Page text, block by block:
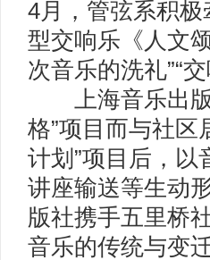
4月，管弦系积
型交响乐《人文
次音乐的洗礼”“
上海音乐出版
格”项目而与社区
计划”项目后，
讲座输送等生动
版社携手五里桥
音乐的传统与变